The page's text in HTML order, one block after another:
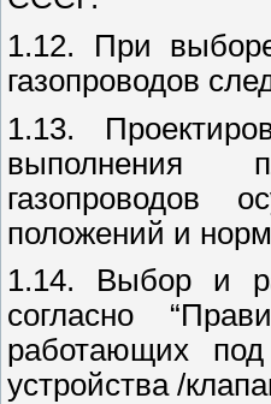
1.12. При
газопроводов
1.13.
выполнения
газопроводов
положений и
1.14. Выбор и
согласно
работающих под
устройства /